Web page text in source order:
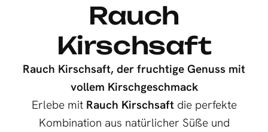
Rauch
Kirschsaft
Rauch Kirschsaft, der fruchtige Genuss mit
vollem Kirschgeschmack
Erlebe mit Rauch Kirschsaftdie perfekte
Kombination aus natürlicher Süße und